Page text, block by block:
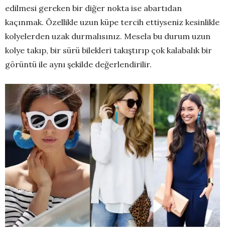
edilmesi gereken bir diğer nokta ise abartıdan
kaçınmak. Özellikle uzun küpe tercih ettiyseniz kesinlikle
kolyelerden uzak durmalısınız. Mesela bu durum uzun
kolye takıp, bir sürü bilekleri takıştırıp çok kalabalık bir
görüntü ile aynı şekilde değerlendirilir.